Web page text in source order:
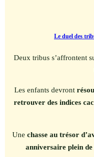
Le duel des
Deux tribus s’affrontent
Les enfants devront
retrouver des indices
Unechasse au trésor
anniversaire plein de